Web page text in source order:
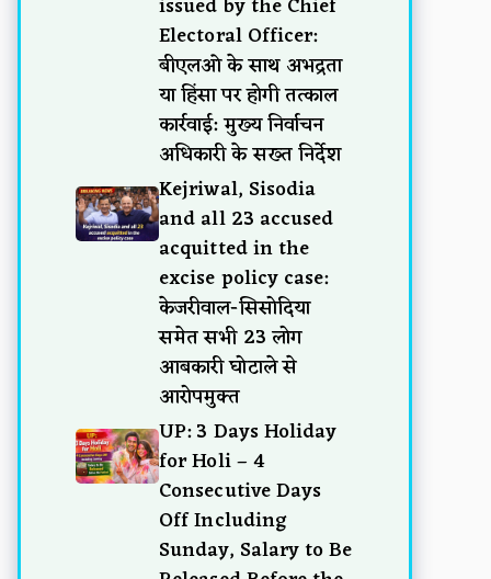
Electoral Officer:
बीएलओ के साथ अभद्रता
या हिंसा पर होगी तत्काल
कार्रवाई: मुख्य निर्वाचन
अधिकारी के सख्त निर्देश
Kejriwal, Sisodia
and all 23 accused
acquitted in the
excise policy case:
केजरीवाल-सिसोदिया
समेत सभी 23 लोग
आबकारी घोटाले से
आरोपमुक्त
UP: 3 Days Holiday
for Holi – 4
Consecutive Days
Off Including
Sunday, Salary to Be